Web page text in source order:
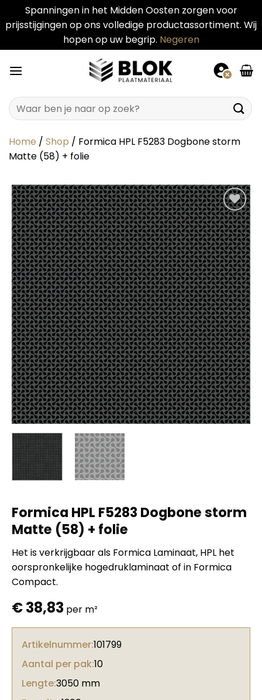
Spanningen in het Midden Oosten zorgen voor
prijsstijgingen op ons volledige productassortiment. Wij
hopen op uw begrip. Negeren
naar
Zoeken
naar:
Home / Shop / Formica HPL F5283 Dogbone storm
Matte (58) + folie
Formica HPL F5283 Dogbone storm
Matte (58) + folie
Het is verkrijgbaar als Formica Laminaat, HPL het
oorspronkelijke hogedruklaminaat of in Formica
Compact.
€38,83 per m²
Artikelnummer:101799
Aantal per pak:10
Lengte:3050 mm